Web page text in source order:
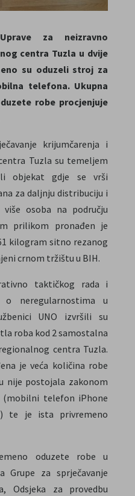
za neizravno
centra Tuzla u dvije
su oduzeli stroj za
telefona. Ukupna
robe procjenjuje
krijumčarenja i
Tuzla su temeljem
objekat gdje se vrši
za daljnju distribuciju i
osoba na području
prilikom pronađen je
kilogram sitno rezanog
crnom tržištu u BIH.
taktičkog rada i
o neregularnostima u
UNO izvršili su
roba kod 2 samostalna
centra Tuzla.
je veća količina robe
nije postojala zakonom
(mobilni telefon iPhone
te je ista privremeno
oduzete robe u
Grupe za sprječavanje
Odsjeka za provedbu